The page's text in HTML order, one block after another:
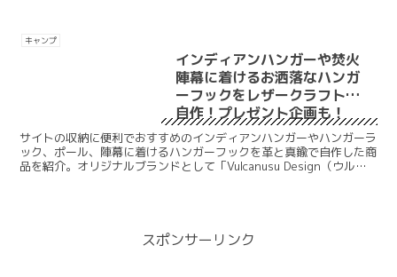
キャンプ
インディアンハンガーや焚火
陣幕に着けるお洒落なハンガ
ーフックをレザークラフトで
自作！プレゼント企画も！
サイトの収納に便利でおすすめのインディアンハンガーやハンガーラ
ック、ポール、陣幕に着けるハンガーフックを革と真鍮で自作した商
品を紹介。オリジナルブランドとして「Vulcanusu Design（ウルカ
スポンサーリンク